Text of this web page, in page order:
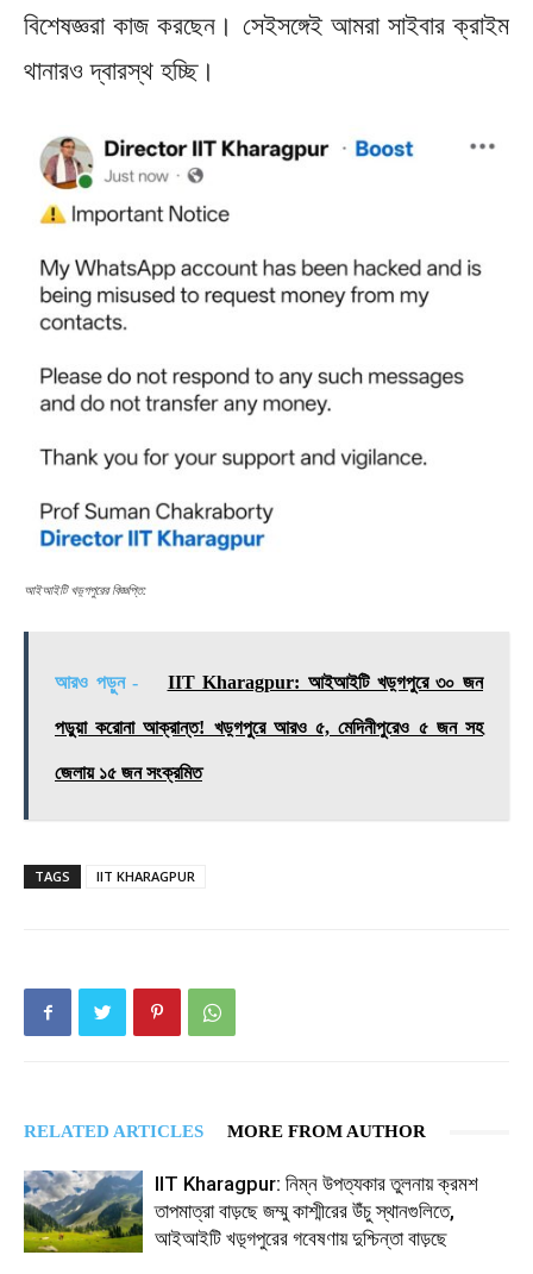
বিশেষজ্ঞরা কাজ করছেন। সেইসঙ্গেই আমরা সাইবার ক্রাইম
থানারও দ্বারস্থ হচ্ছি।
আইআইটি খড়্গপুরের বিজ্ঞপ্তি:
আরও পড়ুন - IIT Kharagpur: আইআইটি খড়্গপুরে ৩০ জন
পড়ুয়া করোনা আক্রান্ত! খড়্গপুরে আরও ৫, মেদিনীপুরেও ৫ জন সহ
জেলায় ১৫ জন সংক্রমিত
TAGS IIT KHARAGPUR
RELATED ARTICLES MORE FROM AUTHOR
IIT Kharagpur: নিম্ন উপত্যকার তুলনায় ক্রমশ
তাপমাত্রা বাড়ছে জম্মু কাশ্মীরের উঁচু স্থানগুলিতে,
আইআইটি খড়্গপুরের গবেষণায় দুশ্চিন্তা বাড়ছে